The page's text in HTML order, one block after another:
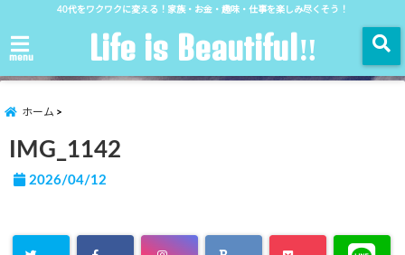
40代をワクワクに変える！家族・お金・趣味・仕事を楽しみ尽くそう！
menu Life is Beautiful‼︎
ホーム
IMG_1142
2026/04/12